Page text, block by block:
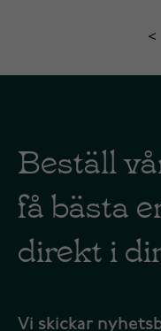
<
Beställ
få bästa
direkt i
Vi skickar